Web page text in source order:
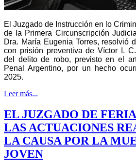
El Juzgado de Instrucción en lo
de la Primera Circunscripción
Dra. María Eugenia Torres, resolvió
con prisión preventiva de Víctor I.
del delito de robo, previsto en el
Penal Argentino, por un hecho
2025.
Leer más...
EL JUZGADO DE
LAS ACTUACIONES
LA CAUSA POR LA
JOVEN